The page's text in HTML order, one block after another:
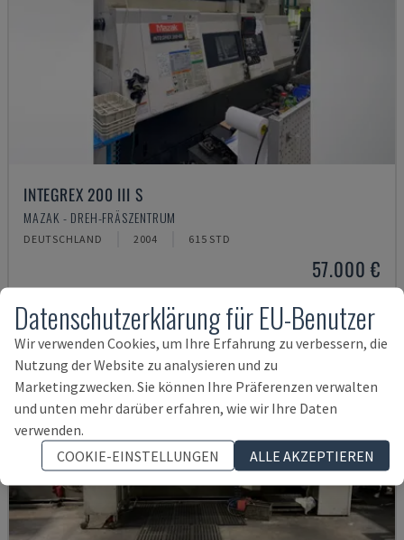
INTEGREX 200 III S
MAZAK - DREH-FRÄSZENTRUM
DEUTSCHLAND 2004 615 STD
57.000 €
Datenschutzerklärung für EU-Benutzer
Wir verwenden Cookies, um Ihre Erfahrung zu verbessern, die
Nutzung der Website zu analysieren und zu
Marketingzwecken. Sie können Ihre Präferenzen verwalten
und unten mehr darüber erfahren, wie wir Ihre Daten
verwenden.
COOKIE-EINSTELLUNGEN
ALLE AKZEPTIEREN